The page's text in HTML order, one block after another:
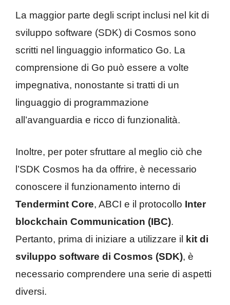
La maggior parte degli script inclusi nel kit di
sviluppo software (SDK) di Cosmos sono
scritti nel linguaggio informatico Go. La
comprensione di Go può essere a volte
impegnativa, nonostante si tratti di un
linguaggio di programmazione
all’avanguardia e ricco di funzionalità.
Inoltre, per poter sfruttare al meglio ciò che
l’SDK Cosmos ha da offrire, è necessario
conoscere il funzionamento interno di
Tendermint Core, ABCI e il protocollo Inter
blockchain Communication (IBC).
Pertanto, prima di iniziare a utilizzare il
kit di
sviluppo software di Cosmos (SDK), è
necessario comprendere una serie di aspetti
diversi.